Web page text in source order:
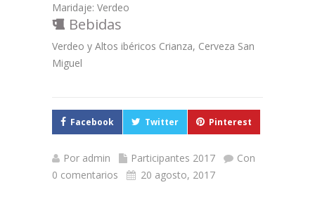
Maridaje: Verdeo
Bebidas
Verdeo y Altos ibéricos Crianza, Cerveza San
Miguel
Facebook Twitter Pinterest
Por admin Participantes 2017
Con
0 comentarios
20 agosto, 2017